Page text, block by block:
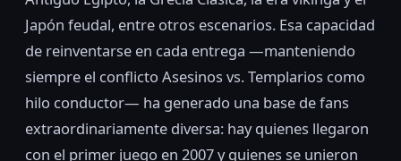
Japón feudal, entre otros escenarios. Esa capacidad
de reinventarse en cada entrega —manteniendo
siempre el conflicto Asesinos vs. Templarios como
hilo conductor— ha generado una base de fans
extraordinariamente diversa: hay quienes llegaron
con el primer juego en 2007 y quienes se unieron